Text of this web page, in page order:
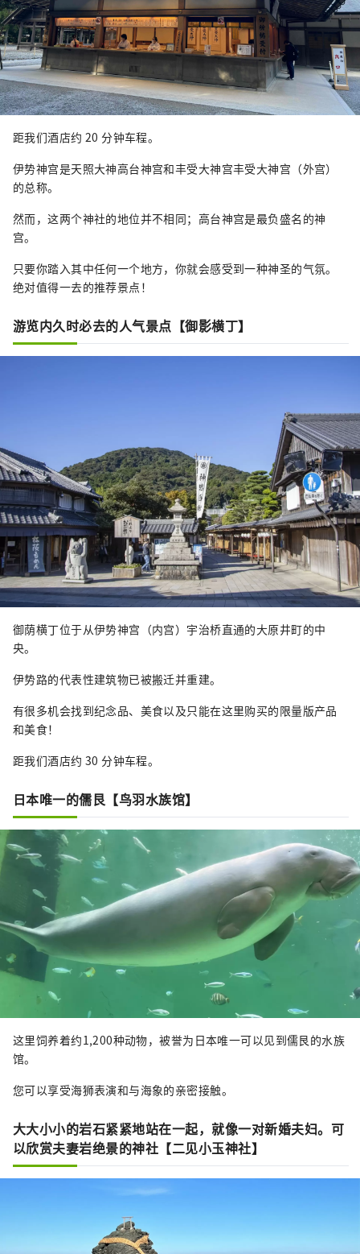
距我们酒店约 20 分钟车程。
伊势神宫是天照大神高台神宫和丰受大神宫丰受大神宫（外宫）
的总称。
然而，这两个神社的地位并不相同；高台神宫是最负盛名的神
宫。
只要你踏入其中任何一个地方，你就会感受到一种神圣的气氛。
绝对值得一去的推荐景点！
游览内久时必去的人气景点【御影横丁】
御荫横丁位于从伊势神宫（内宫）宇治桥直通的大原井町的中
央。
伊势路的代表性建筑物已被搬迁并重建。
有很多机会找到纪念品、美食以及只能在这里购买的限量版产品
和美食！
距我们酒店约 30 分钟车程。
日本唯一的儒艮【鸟羽水族馆】
这里饲养着约1,200种动物，被誉为日本唯一可以见到儒艮的水族
馆。
您可以享受海狮表演和与海象的亲密接触。
大大小小的岩石紧紧地站在一起，就像一对新婚夫妇。可
以欣赏夫妻岩绝景的神社【二见小玉神社】